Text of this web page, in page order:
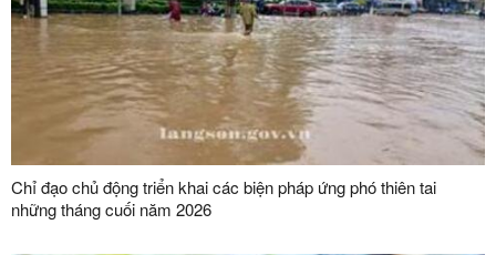
Chỉ đạo chủ động triển khai các biện pháp ứng phó thiên tai
những tháng cuối năm 2026